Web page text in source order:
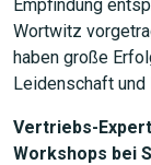
Empfindung
Wortwitz
haben große
Leidenschaft
Vertriebs-
Workshops bei